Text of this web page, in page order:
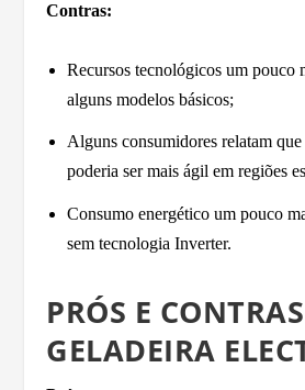
Contras:
Recursos tecnológicos um pouco
alguns modelos básicos;
Alguns consumidores relatam
poderia ser mais ágil em regiões
Consumo energético um pouco
sem tecnologia Inverter.
PRÓS E
GELADEIRA